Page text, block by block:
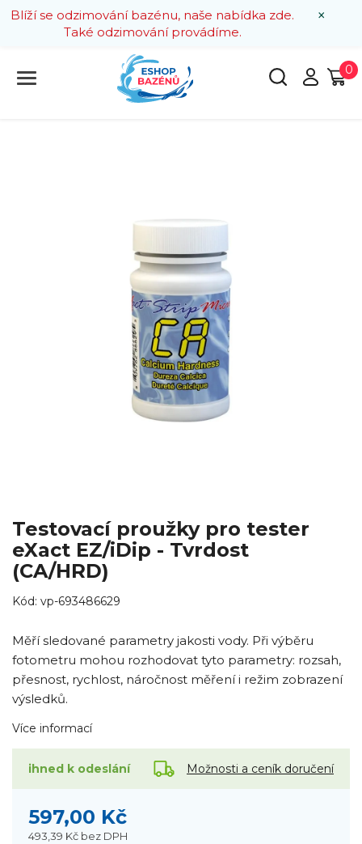
×
Blíží se odzimování bazénu, naše nabídka zde.
Také odzimování provádíme.
0
Testovací proužky pro tester
eXact EZ/iDip - Tvrdost
(CA/HRD)
Kód: vp-693486629
Měří sledované parametry jakosti vody. Při výběru
fotometru mohou rozhodovat tyto parametry: rozsah,
přesnost, rychlost, náročnost měření i režim zobrazení
výsledků.
Více informací
ihned k odeslání Možnosti a ceník doručení
597,00 Kč
493,39 Kč bez DPH